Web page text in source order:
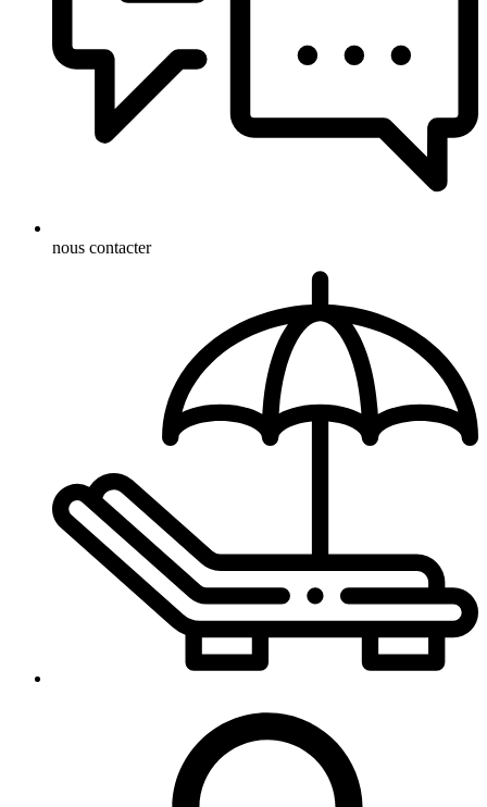
nous contacter